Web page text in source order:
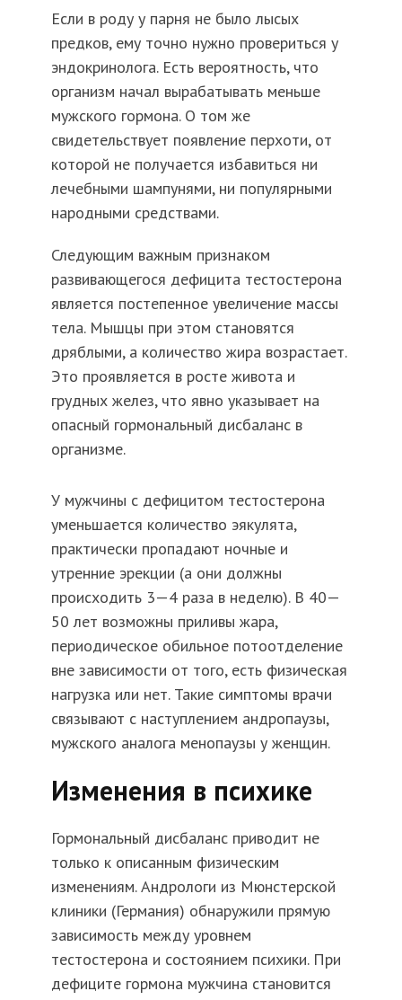
Если в роду у парня не было лысых
предков, ему точно нужно провериться у
эндокринолога. Есть вероятность, что
организм начал вырабатывать меньше
мужского гормона. О том же
свидетельствует появление перхоти, от
которой не получается избавиться ни
лечебными шампунями, ни популярными
народными средствами.
Следующим важным признаком
развивающегося дефицита тестостерона
является постепенное увеличение массы
тела. Мышцы при этом становятся
дряблыми, а количество жира возрастает.
Это проявляется в росте живота и
грудных желез, что явно указывает на
опасный гормональный дисбаланс в
организме.
У мужчины с дефицитом тестостерона
уменьшается количество эякулята,
практически пропадают ночные и
утренние эрекции (а они должны
происходить 3—4 раза в неделю). В 40—
50 лет возможны приливы жара,
периодическое обильное потоотделение
вне зависимости от того, есть физическая
нагрузка или нет. Такие симптомы врачи
связывают с наступлением андропаузы,
мужского аналога менопаузы у женщин.
Изменения в психике
Гормональный дисбаланс приводит не
только к описанным физическим
изменениям. Андрологи из Мюнстерской
клиники (Германия) обнаружили прямую
зависимость между уровнем
тестостерона и состоянием психики. При
дефиците гормона мужчина становится